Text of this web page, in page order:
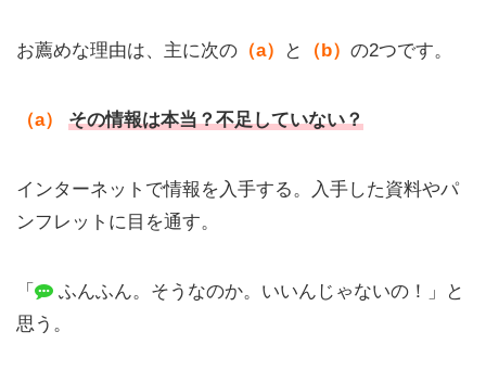
お薦めな理由は、主に次の （a） と （b） の2つです。
（a） その情報は本当？不足していない？
インターネットで情報を入手する。入手した資料やパ
ンフレットに目を通す。
「
ふんふん。そうなのか。いいんじゃないの！」と
思う。